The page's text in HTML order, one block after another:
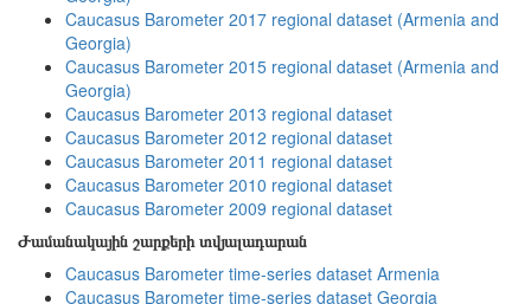
Caucasus Barometer 2017 regional dataset (Armenia and
Georgia)
Caucasus Barometer 2015 regional dataset (Armenia and
Georgia)
Caucasus Barometer 2013 regional dataset
Caucasus Barometer 2012 regional dataset
Caucasus Barometer 2011 regional dataset
Caucasus Barometer 2010 regional dataset
Caucasus Barometer 2009 regional dataset
Ժամանակային շարքերի տվյալադարան
Caucasus Barometer time-series dataset Armenia
Caucasus Barometer time-series dataset Georgia